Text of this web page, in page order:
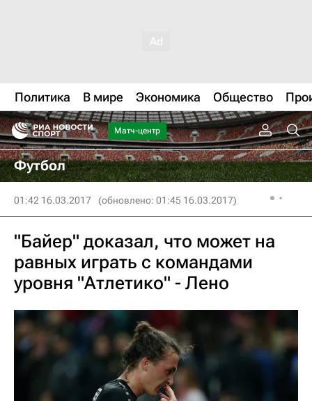
Политика В мире Экономика Общество
Матч-центр
Футбол
01:42 16.03.2017 (обновлено: 01:45 16.03.2017)
"Байер" доказал, что может на
равных играть с командами
уровня "Атлетико" - Лено